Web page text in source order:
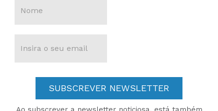
SUBSCREVER NEWSLETTER